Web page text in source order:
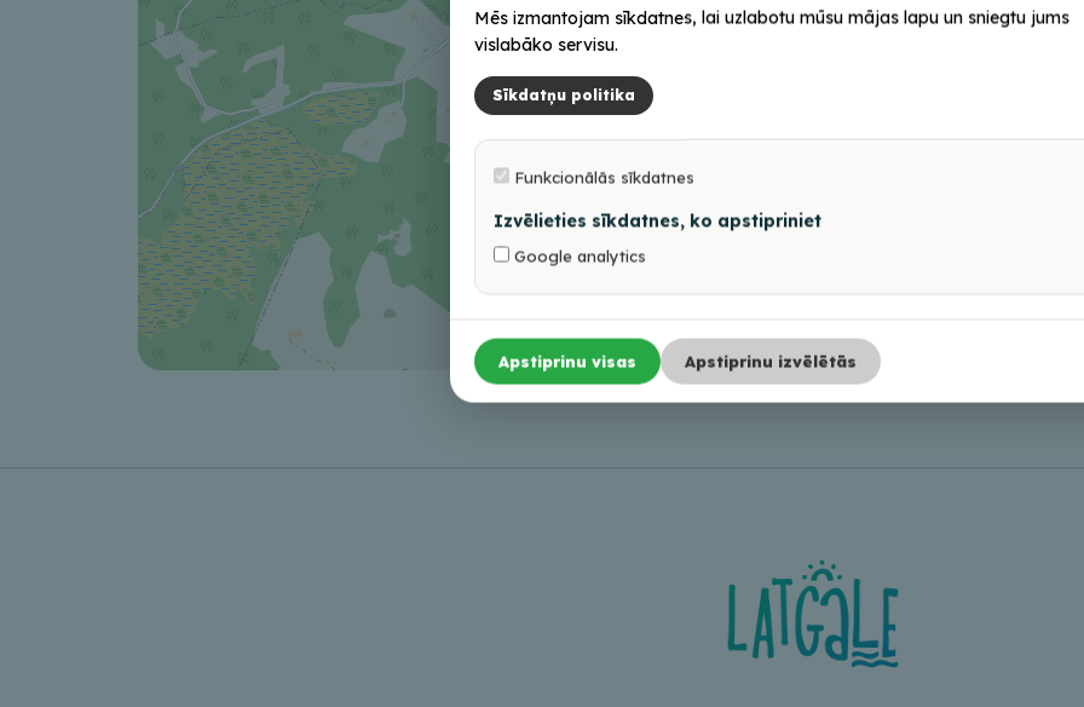
Mēs izmantojam sīkdatnes, lai uzlabotu mūsu mājas lapu un sniegtu jums
vislabāko servisu.
Sīkdatņu politika
Funkcionālās sīkdatnes
Izvēlieties sīkdatnes, ko apstipriniet
Google analytics
Apstiprinu visas Apstiprinu izvēlētās